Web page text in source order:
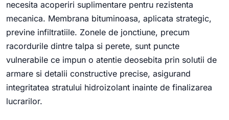
necesita acoperiri suplimentare pentru rezistenta
mecanica. Membrana bituminoasa, aplicata strategic,
previne infiltratiile. Zonele de jonctiune, precum
racordurile dintre talpa si perete, sunt puncte
vulnerabile ce impun o atentie deosebita prin solutii de
armare si detalii constructive precise, asigurand
integritatea stratului hidroizolant inainte de finalizarea
lucrarilor.